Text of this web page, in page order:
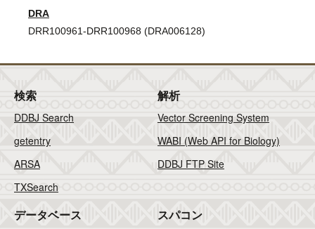
DRA
DRR100961-DRR100968 (DRA006128)
検索
DDBJ Search
getentry
ARSA
TXSearch
解析
Vector Screening System
WABI (Web API for Biology)
DDBJ FTP Site
データベース スパコン